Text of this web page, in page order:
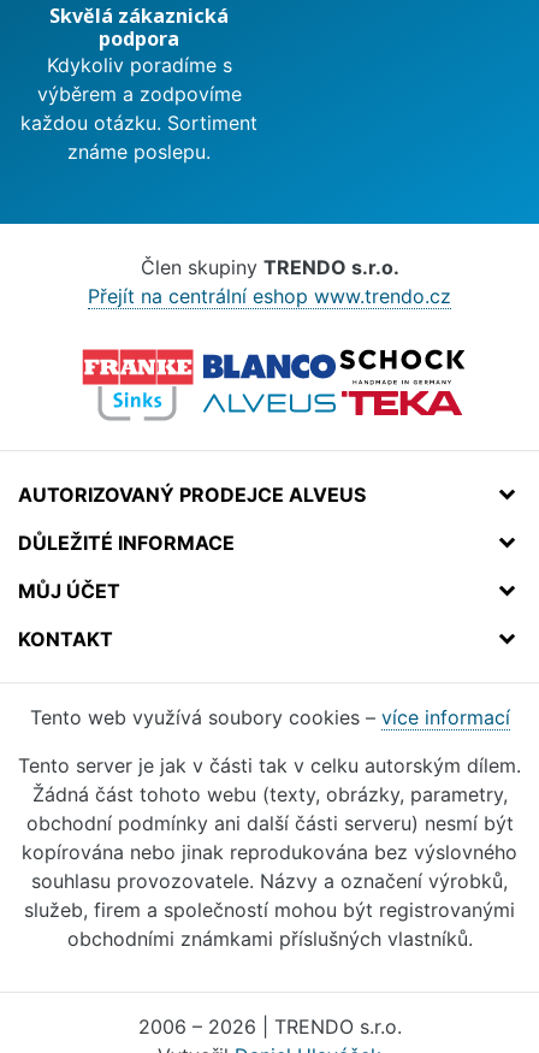
Skvělá zákaznická
podpora
Kdykoliv poradíme s
výběrem a zodpovíme
každou otázku. Sortiment
známe poslepu.
Člen skupiny TRENDO s.r.o.
Přejít na centrální eshop www.trendo.cz
AUTORIZOVANÝ PRODEJCE ALVEUS
DŮLEŽITÉ INFORMACE
MŮJ ÚČET
KONTAKT
Tento web využívá soubory cookies – více informací
Tento server je jak v části tak v celku autorským dílem.
Žádná část tohoto webu (texty, obrázky, parametry,
obchodní podmínky ani další části serveru) nesmí být
kopírována nebo jinak reprodukována bez výslovného
souhlasu provozovatele. Názvy a označení výrobků,
služeb, firem a společností mohou být registrovanými
obchodními známkami příslušných vlastníků.
2006 – 2026 | TRENDO s.r.o.